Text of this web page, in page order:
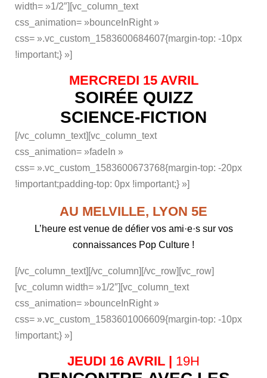
width= »1/2″][vc_column_text
css_animation= »bounceInRight »
css= ».vc_custom_1583600684607{margin-top: -10px
!important;} »]
MERCREDI 15 AVRIL
SOIRÉE QUIZZ
SCIENCE-FICTION
[/vc_column_text][vc_column_text
css_animation= »fadeIn »
css= ».vc_custom_1583600673768{margin-top: -20px
!important;padding-top: 0px !important;} »]
AU MELVILLE, LYON 5E
L’heure est venue de défier vos ami·e·s sur vos
connaissances Pop Culture !
[/vc_column_text][/vc_column][/vc_row][vc_row]
[vc_column width= »1/2″][vc_column_text
css_animation= »bounceInRight »
css= ».vc_custom_1583601006609{margin-top: -10px
!important;} »]
JEUDI 16 AVRIL | 19H